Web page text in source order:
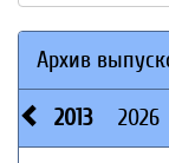
Архив
2013 2026